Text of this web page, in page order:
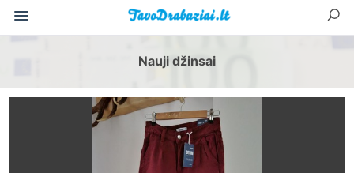
Nauji džinsai